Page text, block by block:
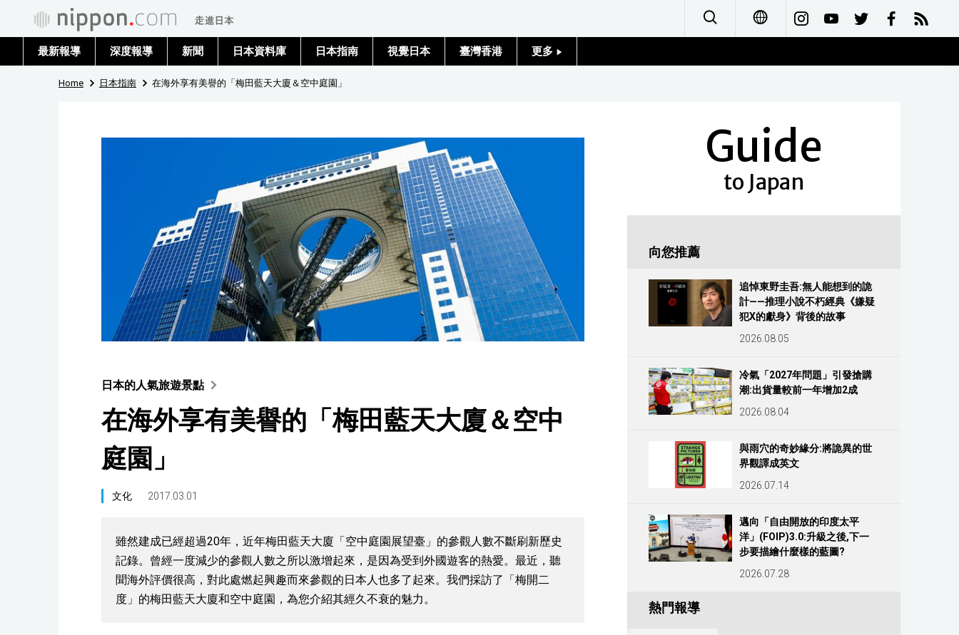
简体字
Français
最新報導 深度報導 新聞 日本資料庫 日本指南 視覺日本 臺灣香港 更多
財經
文化
科學技術
生活
東京
Home 日本指南 在海外享有美譽的「梅田藍天大廈＆空中庭園」
日本的人氣旅遊景點
在海外享有美譽的「梅田藍天大廈＆空中
庭園」
文化 2017.03.01
雖然建成已經超過20年，近年梅田藍天大廈「空中庭園展望臺」的參觀人數不斷刷新歷史
記錄。曾經一度減少的參觀人數之所以激增起來，是因為受到外國遊客的熱愛。最近，聽
聞海外評價很高，對此處燃起興趣而來參觀的日本人也多了起來。我們採訪了「梅開二
度」的梅田藍天大廈和空中庭園，為您介紹其經久不衰的魅力。
Guide
to Japan
向您推薦
追悼東野圭吾:無人能想到的詭
計——推理小說不朽經典《嫌疑
犯X的獻身》背後的故事
2026.08.05
冷氣「2027年問題」引發搶購
潮:出貨量較前一年增加2成
2026.08.04
與雨穴的奇妙緣分:將詭異的世
界觀譯成英文
2026.07.14
邁向「自由開放的印度太平
洋」(FOIP)3.0:升級之後,下一
步要描繪什麼樣的藍圖?
2026.07.28
熱門報導